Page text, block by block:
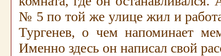
№ 5 по той же улице жил и
Тургенев, о чем напоминает
Именно здесь он написал свой